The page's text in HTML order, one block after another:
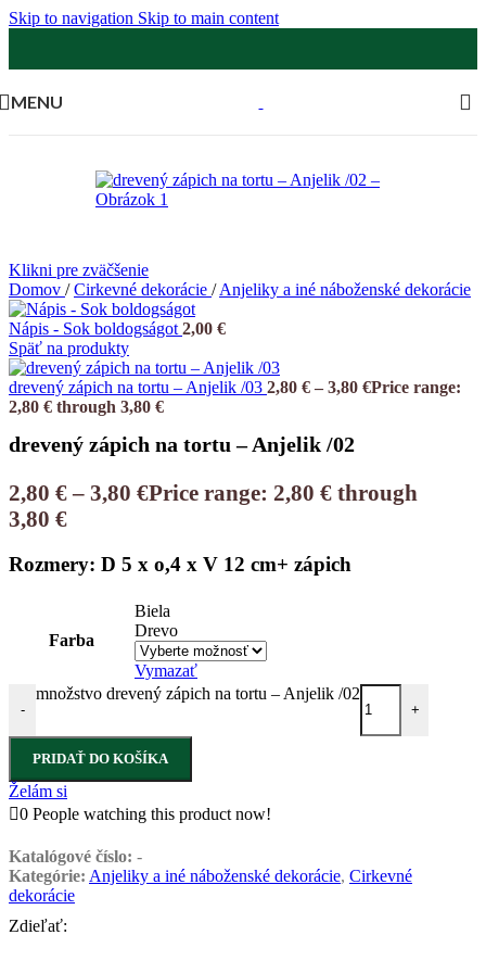
Skip to navigation Skip to main content
MENU
Klikni pre zväčšenie
Domov / Cirkevné dekorácie / Anjeliky a iné náboženské dekorácie
Nápis - Sok boldogságot 2,00 €
Späť na produkty
drevený zápich na tortu – Anjelik /03 2,80 € – 3,80 €Price range:
2,80 € through 3,80 €
drevený zápich na tortu – Anjelik /02
2,80 € – 3,80 €Price range: 2,80 € through
3,80 €
Rozmery: D 5 x o,4 x V 12 cm+ zápich
Farba
Biela
Drevo
Vymazať
-
množstvo drevený zápich na tortu – Anjelik /02
+
PRIDAŤ DO KOŠÍKA
Želám si
0 People watching this product now!
Katalógové číslo: -
Kategórie: Anjeliky a iné náboženské dekorácie, Cirkevné
dekorácie
Zdieľať: